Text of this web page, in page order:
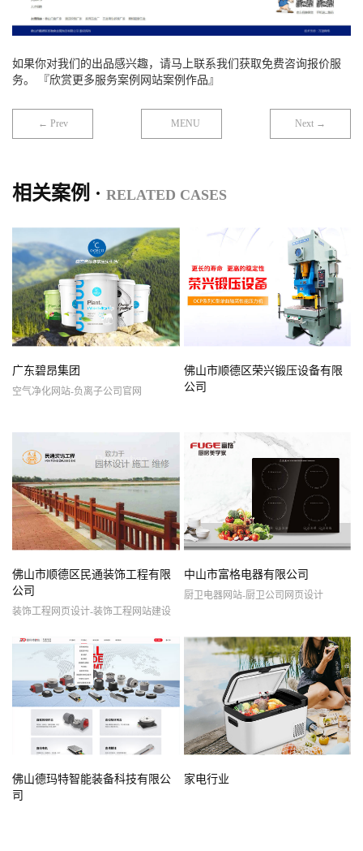
如果你对我们的出品感兴趣，请马上联系我们获取免费咨询报价服
务。 『欣赏更多服务案例网站案例作品』
← Prev MENU Next →
相关案例 · RELATED CASES
广东碧昂集团
空气净化网站-负离子公司官网
佛山市顺德区荣兴锻压设备有限
公司
佛山市顺德区民通装饰工程有限
公司
装饰工程网页设计-装饰工程网站建设
中山市富格电器有限公司
厨卫电器网站-厨卫公司网页设计
佛山德玛特智能装备科技有限公
司
家电行业